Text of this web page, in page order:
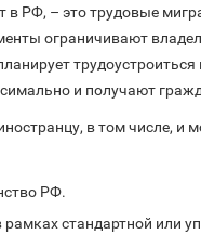
в РФ, – это трудовые
ограничивают
и получают
в том числе, и
РФ.
стандартной или